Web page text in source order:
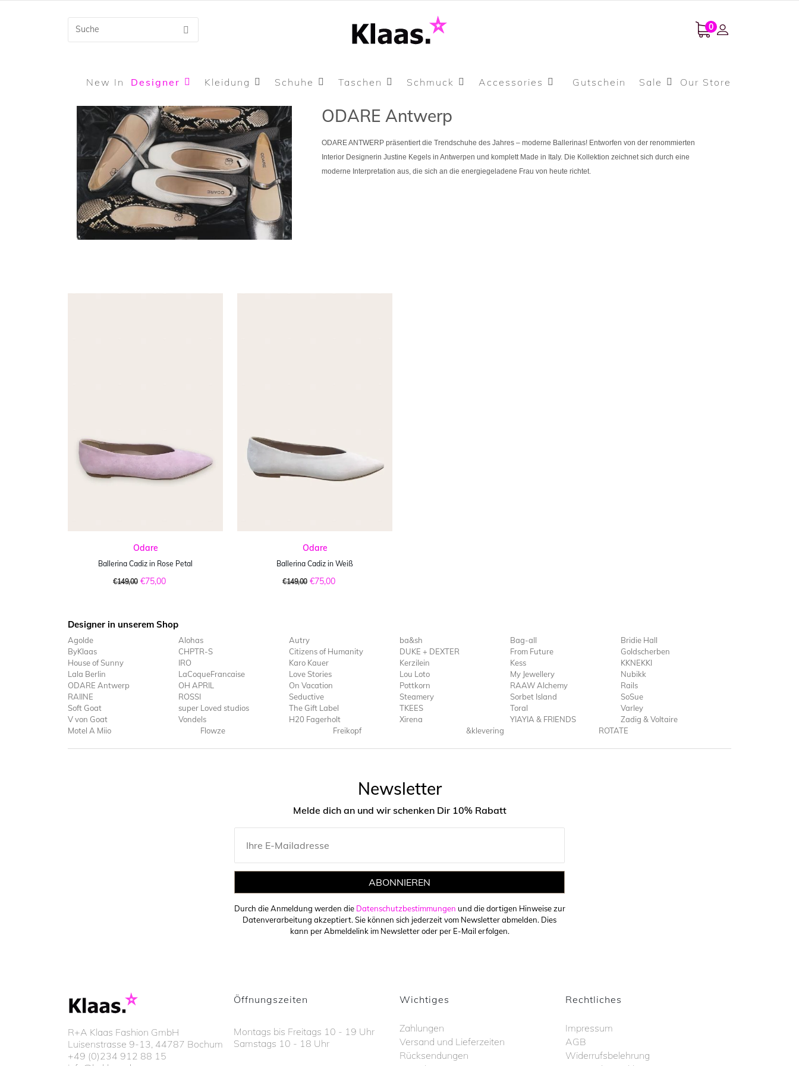
0
New In Designer Kleidung Schuhe Taschen Schmuck Accessories Our Store
Gutschein Sale
ODARE Antwerp
ODARE ANTWERP präsentiert die Trendschuhe des Jahres – moderne Ballerinas! Entworfen von der renommierten
Interior Designerin Justine Kegels in Antwerpen und komplett Made in Italy. Die Kollektion zeichnet sich durch eine
moderne Interpretation aus, die sich an die energiegeladene Frau von heute richtet.
Odare
Ballerina Cadiz in Rose Petal
€149,00 €75,00
Odare
Ballerina Cadiz in Weiß
€149,00 €75,00
Designer in unserem Shop
Agolde Alohas Autry ba&sh Bag-all
Bridie Hall
ByKlaas
CHPTR-S Citizens of Humanity DUKE + DEXTER From Future
Goldscherben
House of Sunny
IRO Karo Kauer Kerzilein Kess
KKNEKKI
Lala Berlin
LaCoqueFrancaise Love Stories Lou Loto My Jewellery
Nubikk
ODARE Antwerp
OH APRIL On Vacation Pottkorn RAAW Alchemy
Rails
RAIINE
ROSSI Seductive Steamery Sorbet Island
SoSue
Soft Goat
super Loved studios The Gift Label TKEES Toral
Varley
V von Goat
Vondels H20 Fagerholt Xirena YIAYIA & FRIENDS
Zadig & Voltaire
Motel A Miio
Flowze Freikopf &klevering ROTATE
Newsletter
Melde dich an und wir schenken Dir 10% Rabatt
ABONNIEREN
Durch die Anmeldung werden die Datenschutzbestimmungen und die dortigen Hinweise zur
Datenverarbeitung akzeptiert. Sie können sich jederzeit vom Newsletter abmelden. Dies
kann per Abmeldelink im Newsletter oder per E-Mail erfolgen.
R+A Klaas Fashion GmbH
Luisenstrasse 9-13, 44787 Bochum
+49 (0)234 912 88 15
Öffnungszeiten
Montags bis Freitags 10 - 19 Uhr
Samstags 10 - 18 Uhr
Wichtiges
Zahlungen
Versand und Lieferzeiten
Rücksendungen
Rechtliches
Impressum
AGB
Widerrufsbelehrung